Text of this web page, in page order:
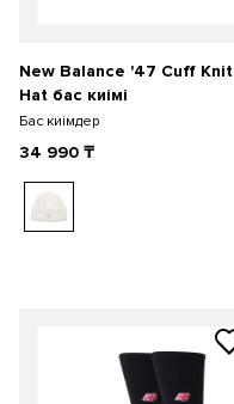
New Balance '47 Cuff Knit
Hat бас киімі
Бас киімдер
34 990 ₸